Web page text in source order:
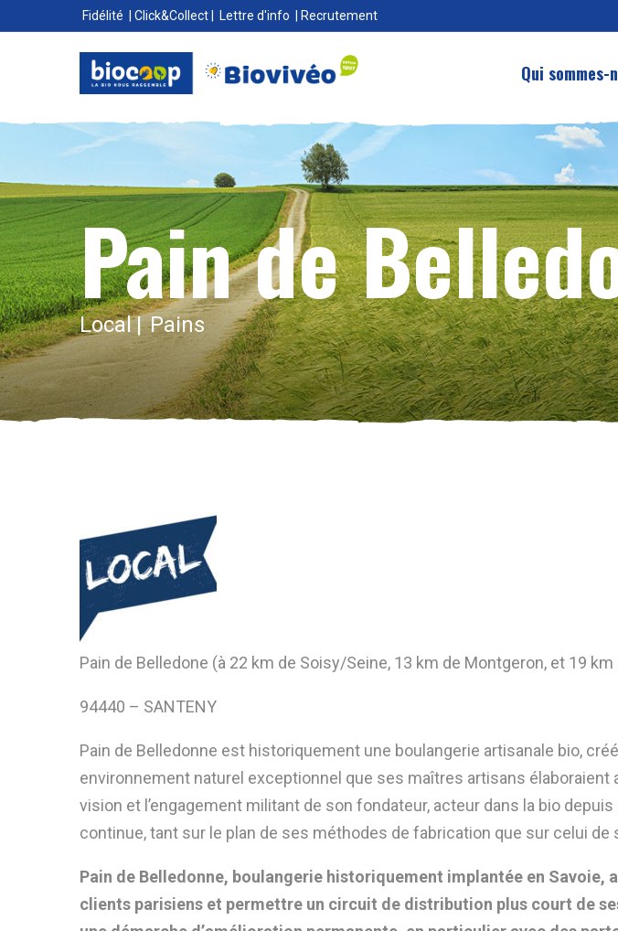
Fidélité | Click&Collect| Lettre d'info | Recrutement
Qui sommes-
Pain de
Local Pains
Pain de Belledone (à 22 km de Soisy/Seine, 13 km de Montgeron, et 19 km
94440 – SANTENY
Pain de Belledonne est historiquement une boulangerie artisanale bio,
environnement naturel exceptionnel que ses maîtres artisans
vision et l’engagement militant de son fondateur, acteur dans la bio
continue, tant sur le plan de ses méthodes de fabrication que sur celui de
Pain de Belledonne, boulangerie historiquement implantée en
clients parisiens et permettre un circuit de distribution plus court de